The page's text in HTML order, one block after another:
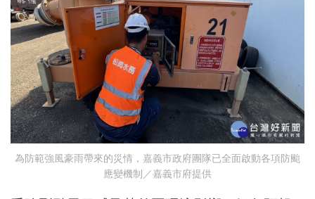
為防範強風豪雨帶來的災情，嘉義市政府團隊已全面啟動各項防颱
應變機制／嘉義市府提供